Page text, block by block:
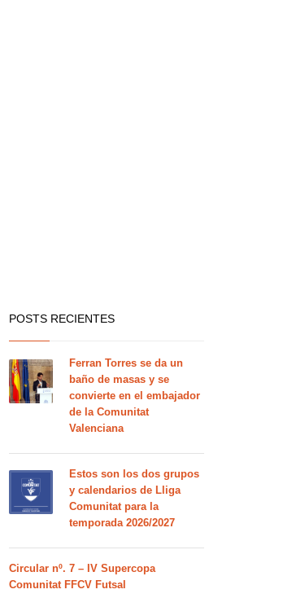
POSTS RECIENTES
Ferran Torres se da un
baño de masas y se
convierte en el embajador
de la Comunitat
Valenciana
Estos son los dos grupos
y calendarios de Lliga
Comunitat para la
temporada 2026/2027
Circular nº. 7 – IV Supercopa
Comunitat FFCV Futsal